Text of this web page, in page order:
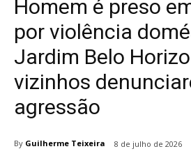
Homem é preso
por violência
Jardim Belo
vizinhos
agressão
By Guilherme Teixeira 8 de julho de 2026